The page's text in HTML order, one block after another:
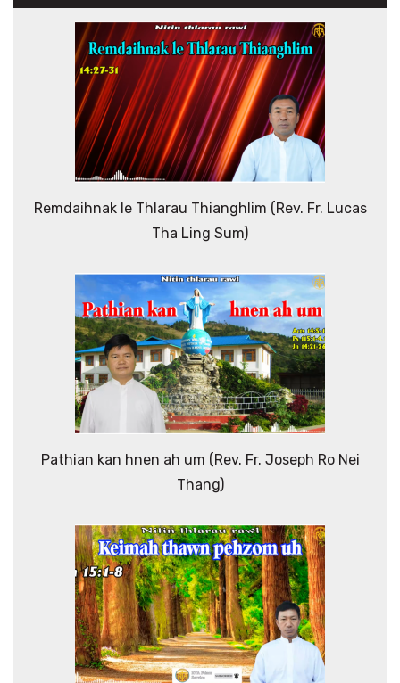
Remdaihnak le Thlarau Thianghlim (Rev. Fr. Lucas
Tha Ling Sum)
Pathian kan hnen ah um (Rev. Fr. Joseph Ro Nei
Thang)